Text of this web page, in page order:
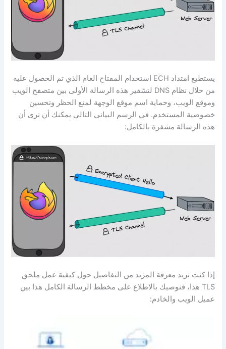
يستطيع امتداد ECH استخدام المفتاح العام الذي تم الحصول عليه
من خلال نظام DNS لتشفير هذه الرسالة الأولى بين متصفح الويب
وموقع الويب، وحماية اسم موقع الوجهة لمنع الحظر وتحسين
خصوصية المستخدم. في الرسم البياني التالي يمكنك أن ترى أن
هذه الرسالة مشفرة بالكامل:
إذا كنت تريد معرفة المزيد من التفاصيل حول كيفية عمل ملحق
TLS هذا، فنوصيك بالاطلاع على مخطط الرسالة الكامل هذا بين
عميل الويب والخادم: